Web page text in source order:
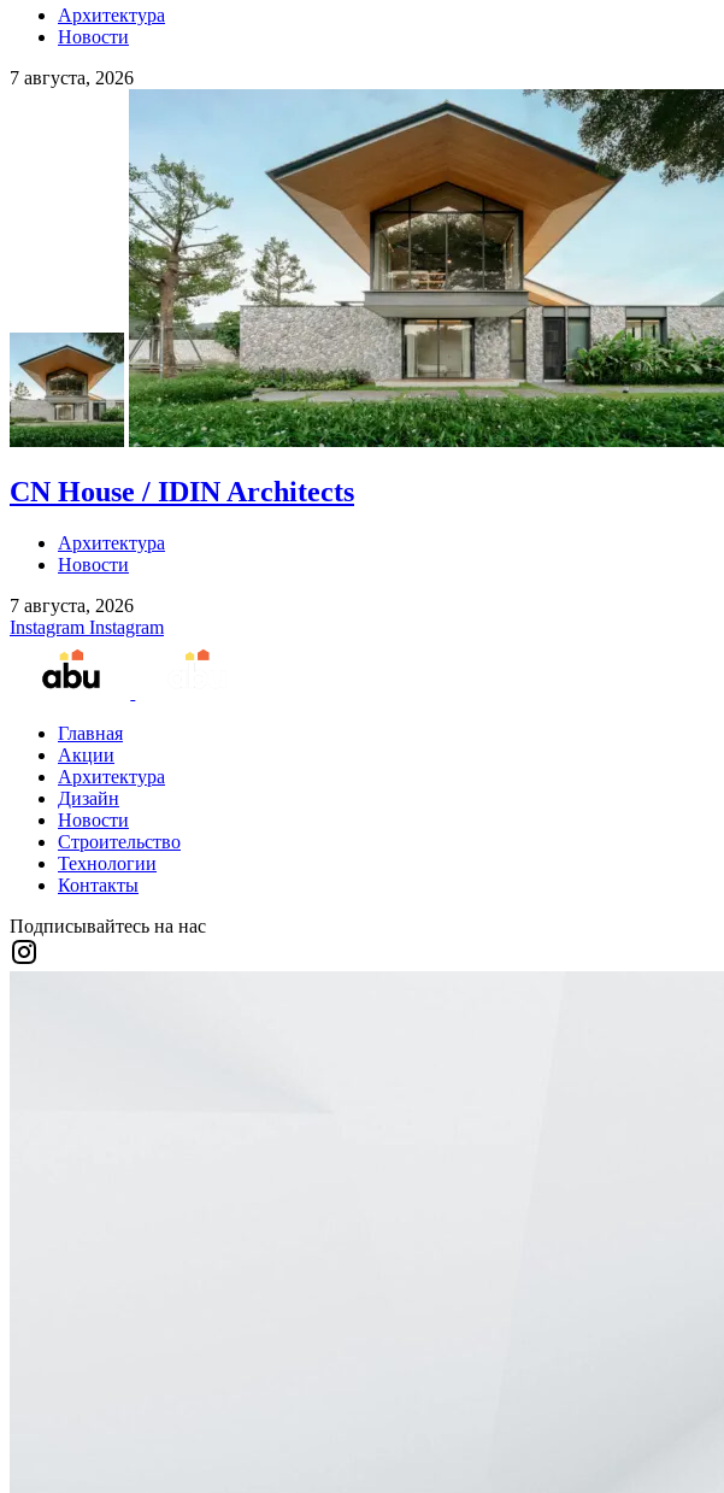
Архитектура
Новости
7 августа, 2026
CN House / IDIN Architects
Архитектура
Новости
7 августа, 2026
Instagram Instagram
Главная
Акции
Архитектура
Дизайн
Новости
Строительство
Технологии
Контакты
Подписывайтесь на нас